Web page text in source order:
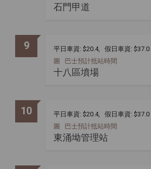
石門甲道
9 平日車資: $20.4, 假日車資: $37.0
圖
巴士預計抵站時間
十八區墳場
10 平日車資: $20.4, 假日車資: $37.0
圖
巴士預計抵站時間
東涌坳管理站